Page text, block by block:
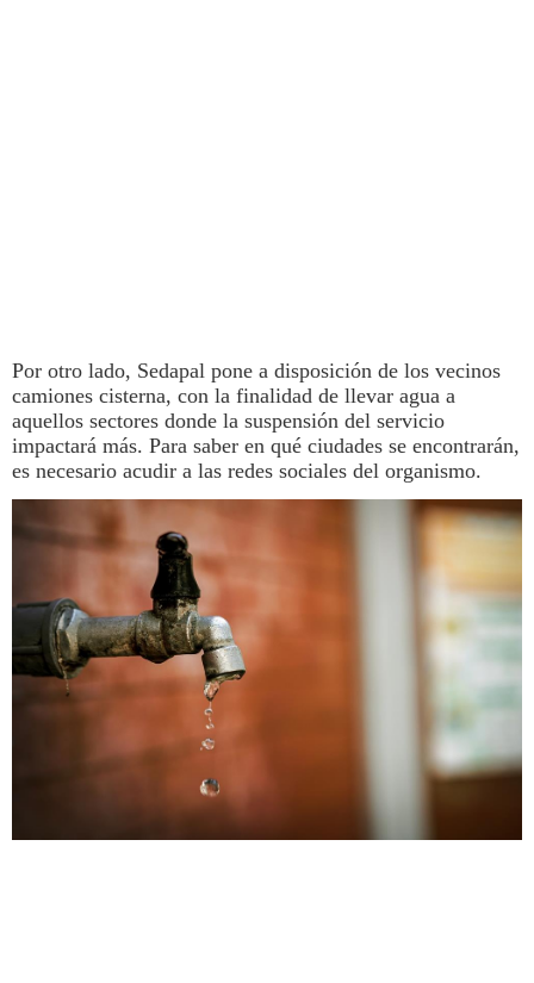
Por otro lado, Sedapal pone a disposición de los vecinos
camiones cisterna, con la finalidad de llevar agua a
aquellos sectores donde la suspensión del servicio
impactará más. Para saber en qué ciudades se encontrarán,
es necesario acudir a las redes sociales del organismo.